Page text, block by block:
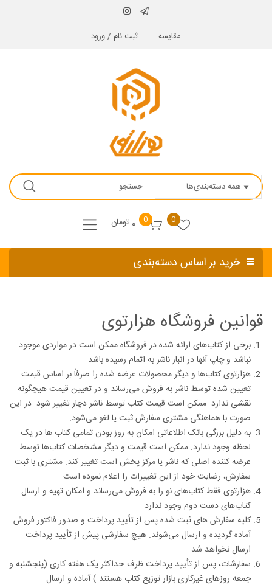
مقایسه ثبت نام / ورود
0
0 ۰ تومان
خرید بر اساس دسته‌بندی
قوانین فروشگاه هزارتوی
برخی از کتاب‌های ارائه شده در فروشگاه ممکن است در مواردی موجود
نباشد و چاپ آنها در انبار ناشر به اتمام رسیده باشد.
هزارتوی کتاب‌ها و دیگر محصولات عرضه شده را صرفاً بر اساس قیمت
تعیین شده توسط ناشر به فروش می‌رساند و در تعیین قیمت هیچگونه
نقشی ندارد. ممکن است قیمت کتاب توسط ناشر دچار تغییر شود. در این
صورت با هماهنگی مشتری سفارش ثبت یا لغو می‌شود.
به دلیل بزرگی بانک اطلاعاتی امکان به روز بودن تمامی کتاب ها در یک
لحظه وجود ندارد. ممکن است قیمت و دیگر مشخصات کتاب‌ها توسط
عرضه کننده اصلی که ناشر یا مرکز پخش است تغییر کند. مشتری با ثبت
سفارش، رضایت خود از این تغییرات را اعلام نموده است.
هزارتوی فقط کتاب‌های نو را به فروش می‌رساند و امکان تهیه و ارسال
کتاب‌های دست دوم وجود ندارد.
کلیه‌ سفارش های ثبت شده پس از تأیید پرداخت و صدور فاکتور فروش
آماده گردیده و ارسال می‌شوند. هیچ سفارشی پیش از تأیید پرداخت
ارسال نخواهد شد.
سفارشات، پس از تأیید پرداخت ظرف حداکثر یک هفته کاری (پنجشنبه و
جمعه روزهای غیرکاری بازار توزیع کتاب هستند ) آماده و ارسال